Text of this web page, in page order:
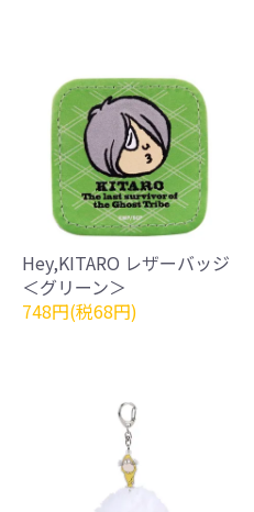
Hey,KITARO レザーバッジ
＜グリーン＞
748円(税68円)